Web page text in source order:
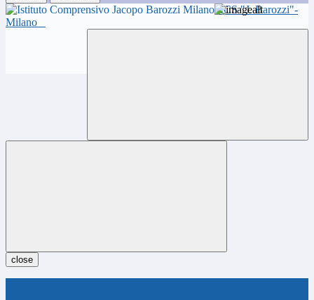
ICS "J. Barozzi"-
Milano
close